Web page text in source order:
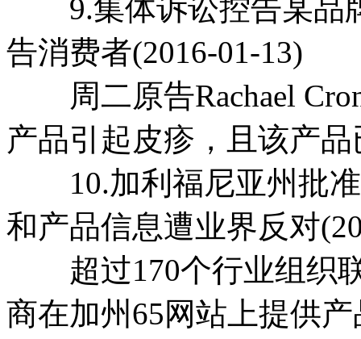
9.集体诉讼控告某品
告消费者(2016-01-13)
周二原告Rachael
产品引起皮疹，且该产
10.加利福尼亚州批准
和产品信息遭业界反对
超过170个行业组织联
商在加州65网站上提供